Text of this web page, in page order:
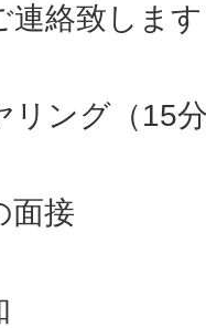
連絡致します
リング（15
面接